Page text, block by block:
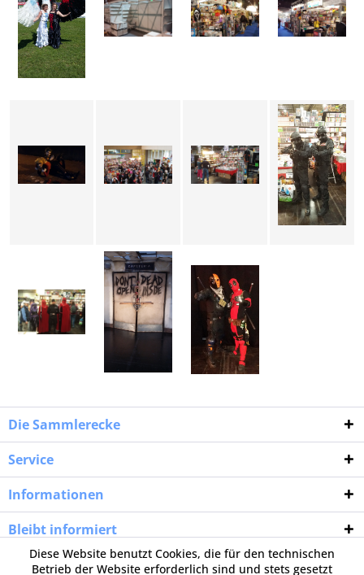
Die Sammlerecke
Service
Informationen
Bleibt informiert
Diese Website benutzt Cookies, die für den technischen
Betrieb der Website erforderlich sind und stets gesetzt